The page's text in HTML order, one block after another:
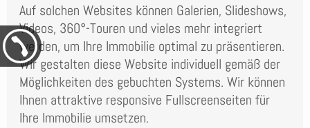
Auf solchen Websites können Galerien, Slideshows,
Videos, 360°-Touren und vieles mehr integriert
werden, um Ihre Immobilie optimal zu präsentieren.
Wir gestalten diese Website individuell gemäß der
Möglichkeiten des gebuchten Systems. Wir können
Ihnen attraktive responsive Fullscreenseiten für
Ihre Immobilie umsetzen.